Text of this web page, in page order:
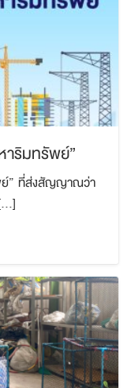
าริมทรัพย์”
ย์” ที่ส่งสัญญาณว่า